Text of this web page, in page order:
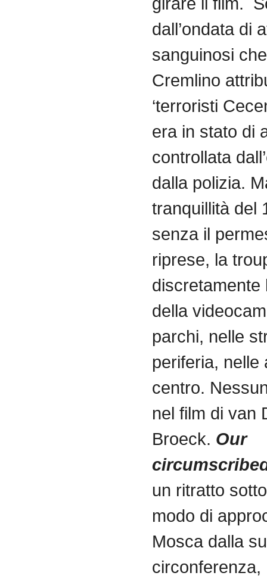
dall’ondata di
sanguinosi che
Cremlino
‘terroristi
era in stato di
controllata
dalla polizia.
tranquillità del
senza il
riprese, la
discretamente
della
parchi, nelle
periferia, nelle
centro.
nel film di van
Broeck. Our
un ritratto
modo di
Mosca dalla
circonferenza,